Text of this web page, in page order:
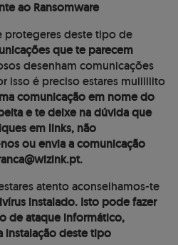
ao Ransomware
protegeres deste tipo de
que te parecem
desenham comunicações
isso é preciso estares muiiiiiito
comunicação em nome do
e te deixe na dúvida que
em links, não
ou envia a comunicação
atento aconselhamos-te
instalado. Isto pode fazer
de ataque informático,
deste tipo